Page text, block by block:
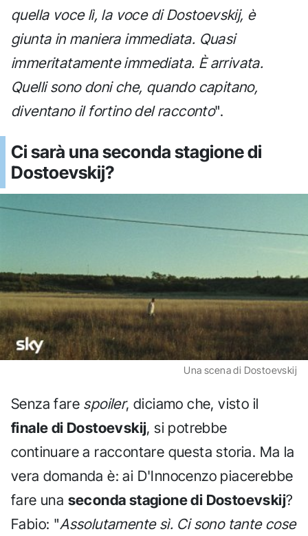
quella voce lì, la voce di Dostoevskij, è
giunta in maniera immediata. Quasi
immeritatamente immediata. È arrivata.
Quelli sono doni che, quando capitano,
diventano il fortino del racconto".
Ci sarà una seconda stagione di
Dostoevskij?
Una scena di Dostoevskij
Senza fare spoiler, diciamo che, visto il
finale di Dostoevskij, si potrebbe
continuare a raccontare questa storia. Ma la
vera domanda è: ai D'Innocenzo piacerebbe
fare una seconda stagione di Dostoevskij?
Fabio: "Assolutamente sì. Ci sono tante cose